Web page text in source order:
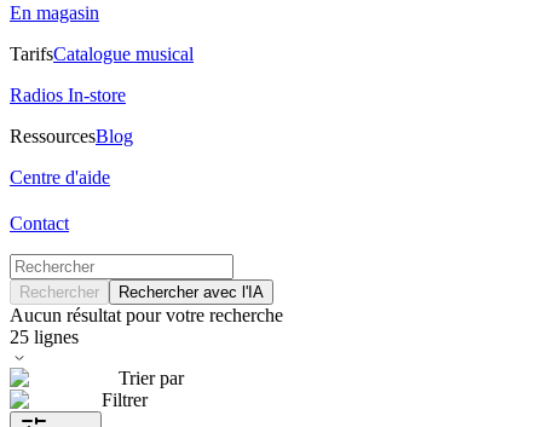
En magasin
TarifsCatalogue musical
Radios In-store
RessourcesBlog
Centre d'aide
Contact
Rechercher Rechercher avec l'IA
Aucun résultat pour votre recherche
25 lignes
Trier par
Filtrer